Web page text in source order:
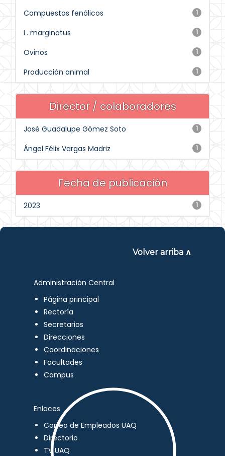
1
Compuestos fenólicos
1
L. marginatus
1
Ovinos
1
Producción animal
Director / colaboradores
1
José Guadalupe Gómez Soto
1
Ángel Félix Vargas Madriz
Fecha de publicación
1
2023
Volver arriba ∧
Administración Central
Página principal
Rectoría
Secretarios
Direcciones
Coordinaciones
Facultades
Campus
Enlaces
Correo de Empleados UAQ
Directorio
TV UAQ